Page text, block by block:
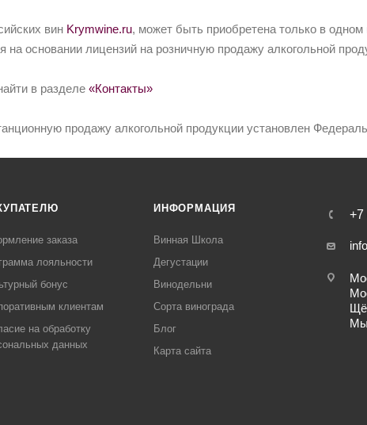
вин Krymwine.ru, может быть приобретена только в
основании лицензий на розничную продажу алкогольной
в разделе «Контакты»
продажу алкогольной продукции установлен
заказа
лояльности
бонус
клиентам
на обработку
данных
ИНФОРМАЦИЯ
Винная Школа
Дегустации
Винодельни
Сорта винограда
Блог
Карта сайта
+7